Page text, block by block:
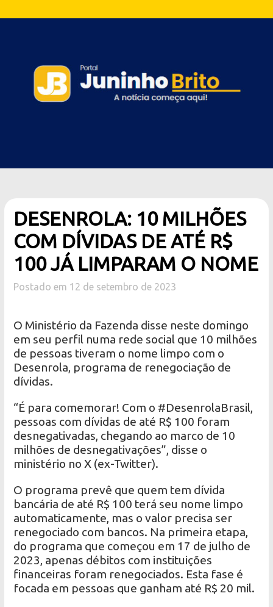
DESENROLA: 10 MILHÕES
COM DÍVIDAS DE ATÉ R$
100 JÁ LIMPARAM O NOME
Postado em 12 de setembro de 2023
O Ministério da Fazenda disse neste domingo
em seu perfil numa rede social que 10 milhões
de pessoas tiveram o nome limpo com o
Desenrola, programa de renegociação de
dívidas.
“É para comemorar! Com o #DesenrolaBrasil,
pessoas com dívidas de até R$ 100 foram
desnegativadas, chegando ao marco de 10
milhões de desnegativações”, disse o
ministério no X (ex-Twitter).
O programa prevê que quem tem dívida
bancária de até R$ 100 terá seu nome limpo
automaticamente, mas o valor precisa ser
renegociado com bancos. Na primeira etapa,
do programa que começou em 17 de julho de
2023, apenas débitos com instituições
financeiras foram renegociados. Esta fase é
focada em pessoas que ganham até R$ 20 mil.